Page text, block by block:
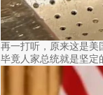
再一打听，原来这是
毕竟人家总统就是坚定